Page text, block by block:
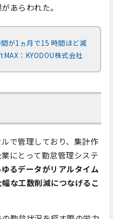
あらわれた。
が1ヵ月で15 時間ほど減
：KYODOU株式会社
で管理しており、集計作
にとって勤怠管理システ
るデータがリアルタイム
な工数削減につなげるこ